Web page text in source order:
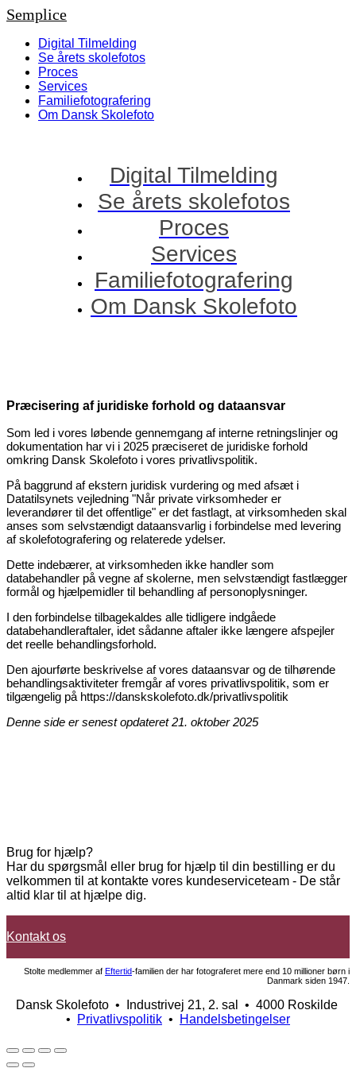
Semplice
Digital Tilmelding
Se årets skolefotos
Proces
Services
Familiefotografering
Om Dansk Skolefoto
Digital Tilmelding
Se årets skolefotos
Proces
Services
Familiefotografering
Om Dansk Skolefoto
Præcisering af juridiske forhold og dataansvar
Som led i vores løbende gennemgang af interne retningslinjer og
dokumentation har vi i 2025 præciseret de juridiske forhold
omkring Dansk Skolefoto i vores privatlivspolitik.
På baggrund af ekstern juridisk vurdering og med afsæt i
Datatilsynets vejledning "Når private virksomheder er
leverandører til det offentlige" er det fastlagt, at virksomheden skal
anses som selvstændigt dataansvarlig i forbindelse med levering
af skolefotografering og relaterede ydelser.
Dette indebærer, at virksomheden ikke handler som
databehandler på vegne af skolerne, men selvstændigt fastlægger
formål og hjælpemidler til behandling af personoplysninger.
I den forbindelse tilbagekaldes alle tidligere indgåede
databehandleraftaler, idet sådanne aftaler ikke længere afspejler
det reelle behandlingsforhold.
Den ajourførte beskrivelse af vores dataansvar og de tilhørende
behandlingsaktiviteter fremgår af vores privatlivspolitik, som er
tilgængelig på https://danskskolefoto.dk/privatlivspolitik
Denne side er senest opdateret 21. oktober 2025
Brug for hjælp?
Har du spørgsmål eller brug for hjælp til din bestilling er du
velkommen til at kontakte vores kundeserviceteam - De står
altid klar til at hjælpe dig.
Kontakt os
Stolte medlemmer af Eftertid-familien der har fotograferet mere end 10 millioner børn i
Danmark siden 1947.
Dansk Skolefoto • Industrivej 21, 2. sal • 4000 Roskilde
•
Privatlivspolitik • Handelsbetingelser